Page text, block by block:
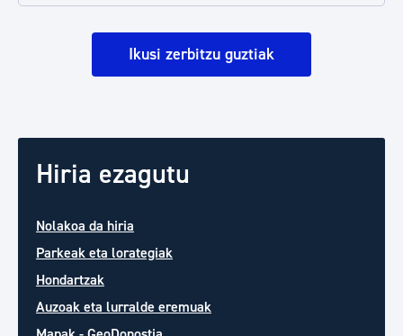
Ikusi zerbitzu guztiak
Hiria ezagutu
Nolakoa da hiria
Parkeak eta lorategiak
Hondartzak
Auzoak eta lurralde eremuak